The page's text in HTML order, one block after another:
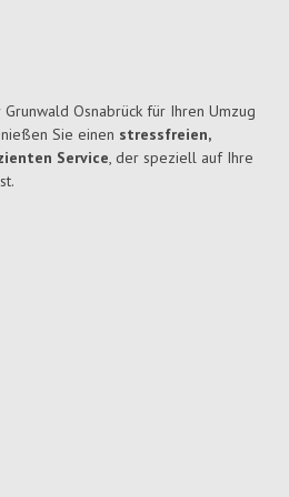
Osnabrück für Ihren Umzug
Sie einen stressfreien,
Service, der speziell auf Ihre